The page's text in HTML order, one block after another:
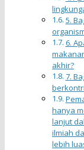
5.
6.
akhir?
7.
hanya
lanjut
ilmiah
lebih